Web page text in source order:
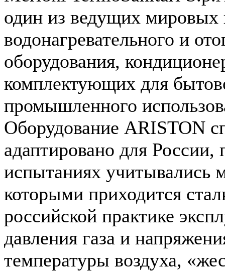
один из ведущих мировых
водонагревательного и
оборудования,
комплектующих для
промышленного
Оборудование ARISTON
адаптировано для России,
испытаниях учитывались
которыми приходится
российской практике
давления газа и
температуры воздуха,